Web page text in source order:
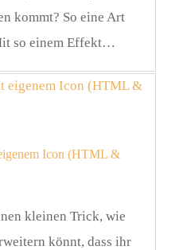
kommt? So eine Art
so einem Effekt…
Icon (HTML &
kleinen Trick, wie
könnt, dass ihr